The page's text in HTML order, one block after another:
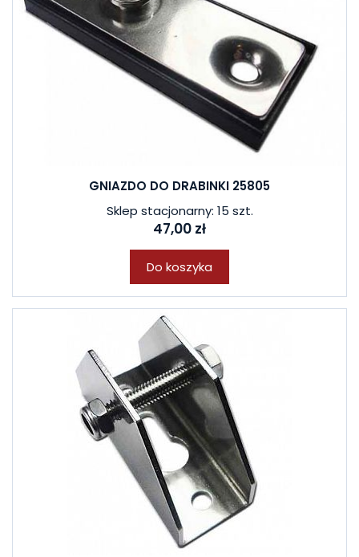
GNIAZDO DO DRABINKI 25805
Sklep stacjonarny: 15 szt.
47,00 zł
Do koszyka